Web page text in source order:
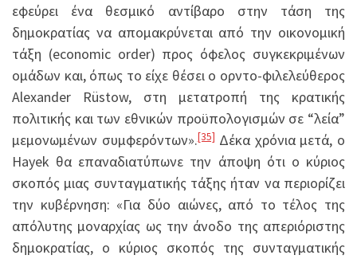
εφεύρει ένα θεσμικό αντίβαρο στην τάση της
δημοκρατίας να απομακρύνεται από την οικονομική
τάξη (economic order) προς όφελος συγκεκριμένων
ομάδων και, όπως το είχε θέσει ο ορντο-φιλελεύθερος
Alexander Rüstow, στη μετατροπή της κρατικής
πολιτικής και των εθνικών προϋπολογισμών σε “λεία”
μεμονωμένων συμφερόντων».[35] Δέκα χρόνια μετά, ο
Hayek θα επαναδιατύπωνε την άποψη ότι ο κύριος
σκοπός μιας συνταγματικής τάξης ήταν να περιορίζει
την κυβέρνηση: «Για δύο αιώνες, από το τέλος της
απόλυτης μοναρχίας ως την άνοδο της απεριόριστης
δημοκρατίας, ο κύριος σκοπός της συνταγματικής